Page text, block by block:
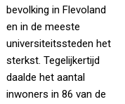
bevolking in Flevoland
en in de meeste
universiteitssteden het
sterkst. Tegelijkertijd
daalde het aantal
inwoners in 86 van de